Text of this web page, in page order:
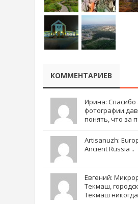
КОММЕНТАРИЕВ
Ирина: Спасибо
понять, что за
Artisanuzh:
Ancient Russia ..
Евгений:
Текмаш,
Текмаш